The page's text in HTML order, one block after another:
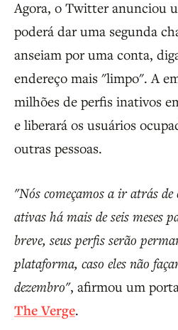
Agora, o Twitter anunciou
poderá dar uma segunda
anseiam por uma conta,
endereço mais "limpo". A
milhões de perfis inativos
e liberará os usuários
outras pessoas.
"Nós começamos a ir atrás de
ativas há mais de seis meses
breve, seus perfis serão
plataforma, caso eles não
dezembro", afirmou um
The Verge.